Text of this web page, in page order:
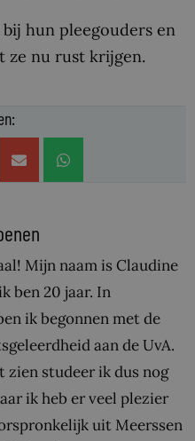
hun pleegouders en
ze nu rust krijgen.
Mijn naam is Claudine
ben 20 jaar. In
ik begonnen met de
aan de UvA.
zien studeer ik dus nog
ik heb er veel plezier
uit Meerssen